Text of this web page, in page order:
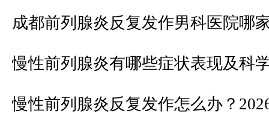
成都前列腺炎反复发作男科医院哪
慢性前列腺炎有哪些症状表现及科
慢性前列腺炎反复发作怎么办？